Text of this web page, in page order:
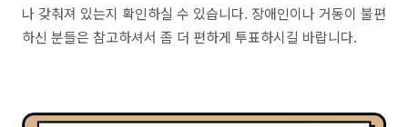
나 갖춰져 있는지 확인하실 수 있습니다. 장애인이나 거동이 불편
하신 분들은 참고하셔서 좀 더 편하게 투표하시길 바랍니다.